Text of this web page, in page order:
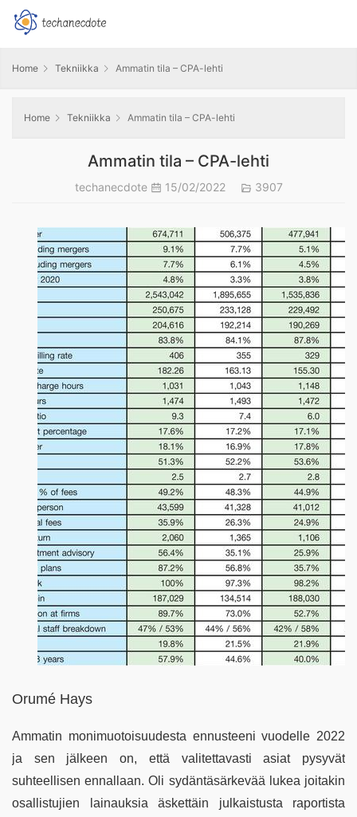
Home Tekniikka Ammatin tila – CPA-lehti
Home Tekniikka Ammatin tila – CPA-lehti
Ammatin tila – CPA-lehti
techanecdote 15/02/2022 3907
Orumé Hays
Ammatin monimuotoisuudesta ennusteeni vuodelle 2022
ja sen jälkeen on, että valitettavasti asiat pysyvät
suhteellisen ennallaan. Oli sydäntäsärkevää lukea joitakin
osallistujien lainauksia äskettäin julkaistusta raportista